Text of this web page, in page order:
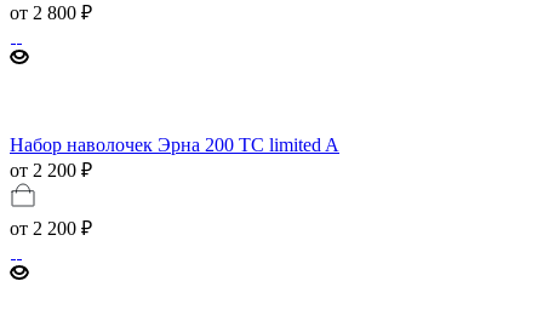
от 2 800 ₽
Набор наволочек Эрна 200 TC limited A
от 2 200 ₽
от 2 200 ₽